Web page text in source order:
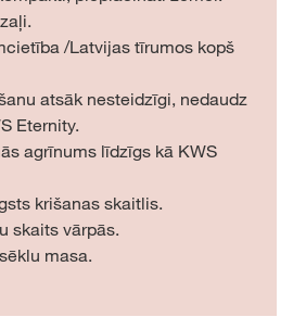
/Latvijas tīrumos kopš
atsāk nesteidzīgi, nedaudz
Eternity.
agrīnums līdzīgs kā KWS
krišanas skaitlis.
skaits vārpās.
masa.